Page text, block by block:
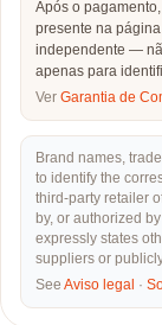
Após o
presente na
independente —
apenas para
Ver Garantia de
Brand names,
to identify the
third-party retailer
by, or authorized
expressly states
suppliers or
See Aviso legal ·